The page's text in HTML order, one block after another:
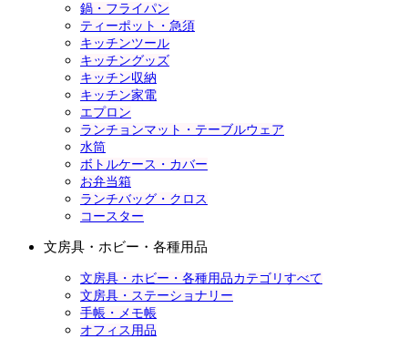
鍋・フライパン
ティーポット・急須
キッチンツール
キッチングッズ
キッチン収納
キッチン家電
エプロン
ランチョンマット・テーブルウェア
水筒
ボトルケース・カバー
お弁当箱
ランチバッグ・クロス
コースター
文房具・ホビー・各種用品
文房具・ホビー・各種用品カテゴリすべて
文房具・ステーショナリー
手帳・メモ帳
オフィス用品